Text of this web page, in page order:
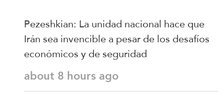
Pezeshkian: La unidad nacional hace que
Irán sea invencible a pesar de los desafíos
económicos y de seguridad
about 8 hours ago